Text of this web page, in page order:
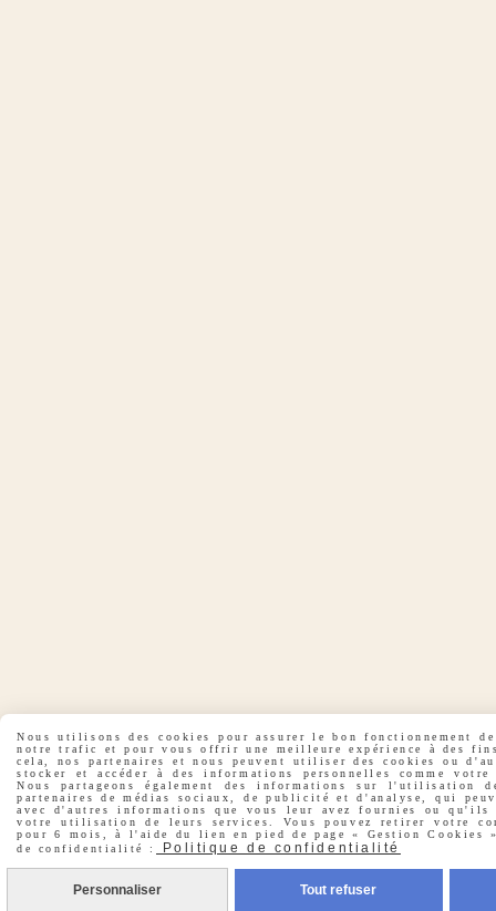
Nous utilisons des cookies pour assurer le bon fonctionnement
notre trafic et pour vous offrir une meilleure expérience à des
cela, nos partenaires et nous peuvent utiliser des cookies ou
stocker et accéder à des informations personnelles comme
Nous partageons également des informations sur l'utilisation
partenaires de médias sociaux, de publicité et d'analyse, qui
avec d'autres informations que vous leur avez fournies ou
votre utilisation de leurs services. Vous pouvez retirer votre
pour 6 mois, à l'aide du lien en pied de page « Gestion
de confidentialité :
Politique de confidentialité
Personnaliser Tout refuser